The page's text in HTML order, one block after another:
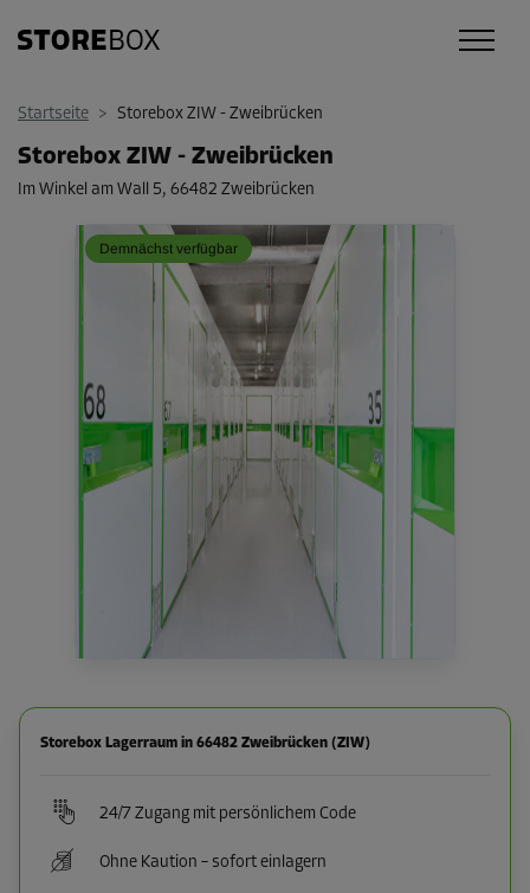
Startseite > Storebox ZIW - Zweibrücken
Storebox ZIW - Zweibrücken
Im Winkel am Wall 5, 66482 Zweibrücken
Demnächst verfügbar
Storebox Lagerraum in 66482 Zweibrücken (ZIW)
24/7 Zugang mit persönlichem Code
Ohne Kaution – sofort einlagern